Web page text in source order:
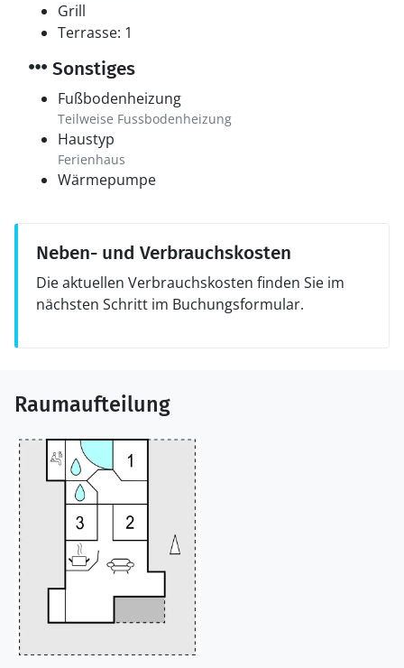
Grill
Terrasse: 1
Sonstiges
Fußbodenheizung
Teilweise Fussbodenheizung
Haustyp
Ferienhaus
Wärmepumpe
Neben- und Verbrauchskosten
Die aktuellen Verbrauchskosten finden Sie im
nächsten Schritt im Buchungsformular.
Raumaufteilung